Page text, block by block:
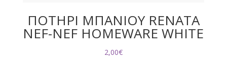
ΠΟΤΗΡΙ ΜΠΑΝΙΟΥ RENATA
NEF-NEF HOMEWARE WHITE
2,00€